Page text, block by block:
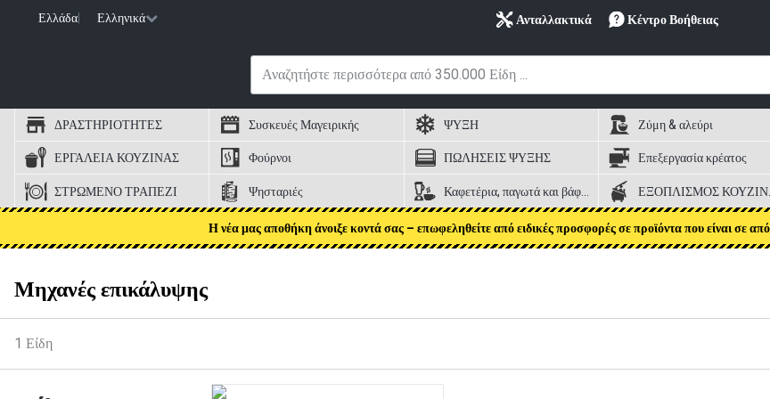
Ελλάδα Ελληνικά Ανταλλακτικά Κέντρο Βοήθειας
ΔΡΑΣΤΗΡΙΟΤΗΤΕΣ Συσκευές Μαγειρικής ΨΥΞΗ Ζύμη & αλεύρι
ΕΡΓΑΛΕΙΑ ΚΟΥΖΙΝΑΣ Φούρνοι ΠΩΛΗΣΕΙΣ ΨΥΞΗΣ Επεξεργασία κρέατος
ΣΤΡΩΜΕΝΟ ΤΡΑΠΕΖΙ Ψησταριές Καφετέρια, παγωτά και βάφλες
Η νέα μας αποθήκη άνοιξε κοντά σας – επωφεληθείτε από ειδικές προσφορές σε προϊόντα που είναι σε
Μηχανές επικάλυψης
1 Είδη